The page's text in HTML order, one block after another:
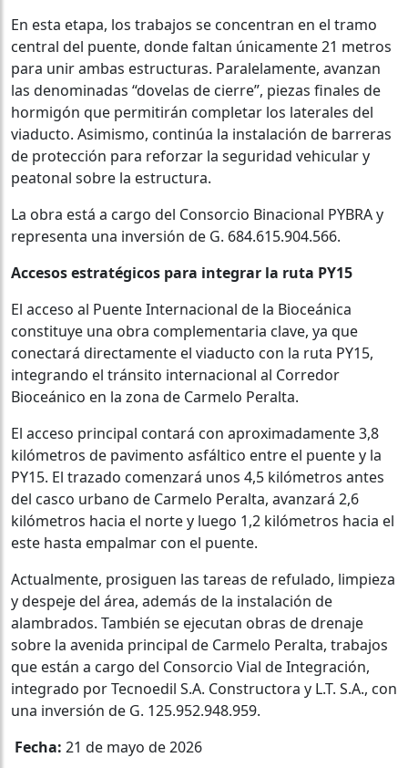
En esta etapa, los trabajos se concentran en el tramo
central del puente, donde faltan únicamente 21 metros
para unir ambas estructuras. Paralelamente, avanzan
las denominadas “dovelas de cierre”, piezas finales de
hormigón que permitirán completar los laterales del
viaducto. Asimismo, continúa la instalación de barreras
de protección para reforzar la seguridad vehicular y
peatonal sobre la estructura.
La obra está a cargo del Consorcio Binacional PYBRA y
representa una inversión de G. 684.615.904.566.
Accesos estratégicos para integrar la ruta PY15
El acceso al Puente Internacional de la Bioceánica
constituye una obra complementaria clave, ya que
conectará directamente el viaducto con la ruta PY15,
integrando el tránsito internacional al Corredor
Bioceánico en la zona de Carmelo Peralta.
El acceso principal contará con aproximadamente 3,8
kilómetros de pavimento asfáltico entre el puente y la
PY15. El trazado comenzará unos 4,5 kilómetros antes
del casco urbano de Carmelo Peralta, avanzará 2,6
kilómetros hacia el norte y luego 1,2 kilómetros hacia el
este hasta empalmar con el puente.
Actualmente, prosiguen las tareas de refulado, limpieza
y despeje del área, además de la instalación de
alambrados. También se ejecutan obras de drenaje
sobre la avenida principal de Carmelo Peralta, trabajos
que están a cargo del Consorcio Vial de Integración,
integrado por Tecnoedil S.A. Constructora y L.T. S.A., con
una inversión de G. 125.952.948.959.
Fecha: 21 de mayo de 2026